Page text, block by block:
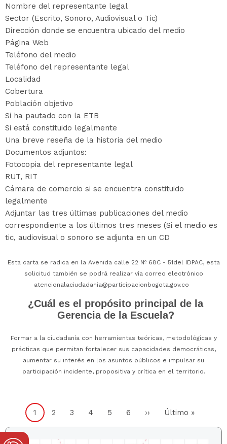
Nombre del representante legal
Sector (Escrito, Sonoro, Audiovisual o Tic)
Dirección donde se encuentra ubicado del medio
Página Web
Teléfono del medio
Teléfono del representante legal
Localidad
Cobertura
Población objetivo
Si ha pautado con la ETB
Si está constituido legalmente
Una breve reseña de la historia del medio
Documentos adjuntos:
Fotocopia del representante legal
RUT, RIT
Cámara de comercio si se encuentra constituido
legalmente
Adjuntar las tres últimas publicaciones del medio
correspondiente a los últimos tres meses (Si el medio es
tic, audiovisual o sonoro se adjunta en un CD
Esta carta se radica en la Avenida calle 22 Nº 68C - 51del IDPAC, esta
solicitud también se podrá realizar vía correo electrónico
atencionalaciudadania@participacionbogota.gov.co
¿Cuál es el propósito principal de la
Gerencia de la Escuela?
Formar a la ciudadanía con herramientas teóricas, metodológicas y
prácticas que permitan fortalecer sus capacidades democráticas,
aumentar su interés en los asuntos públicos e impulsar su
participación incidente, propositiva y crítica en el territorio.
Página
actual
1 Página
2 Página
3 Página
4 Página
5 Página
6
Siguiente
página
››
Última
página
Último »